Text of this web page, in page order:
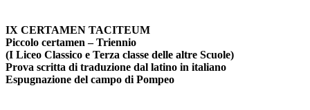
IX CERTAMEN TACITEUM
Piccolo certamen – Triennio
(I Liceo Classico e Terza classe delle altre Scuole)
Prova scritta di traduzione dal latino in italiano
Espugnazione del campo di Pompeo